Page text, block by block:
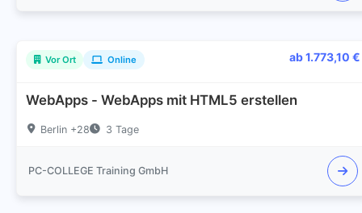
Vor Ort Online ab 1.773,10 €
WebApps - WebApps mit HTML5 erstellen
Berlin +28 3 Tage
PC-COLLEGE Training GmbH